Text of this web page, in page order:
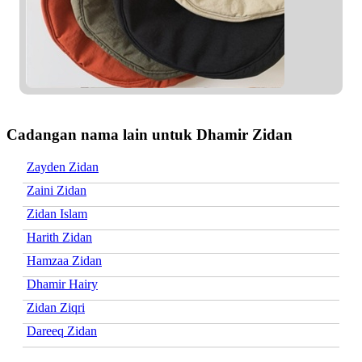
Cadangan nama lain untuk Dhamir Zidan
Zayden Zidan
Zaini Zidan
Zidan Islam
Harith Zidan
Hamzaa Zidan
Dhamir Hairy
Zidan Ziqri
Dareeq Zidan